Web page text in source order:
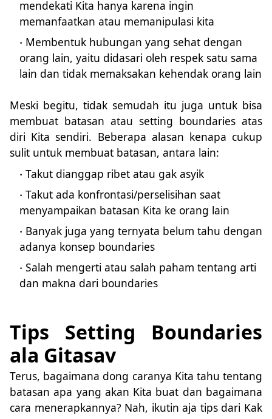
mendekati Kita hanya karena ingin
memanfaatkan atau memanipulasi kita
Membentuk hubungan yang sehat dengan
orang lain, yaitu didasari oleh respek satu sama
lain dan tidak memaksakan kehendak orang lain
Meski begitu, tidak semudah itu juga untuk bisa
membuat batasan atau setting boundaries atas
diri Kita sendiri. Beberapa alasan kenapa cukup
sulit untuk membuat batasan, antara lain:
Takut dianggap ribet atau gak asyik
Takut ada konfrontasi/perselisihan saat
menyampaikan batasan Kita ke orang lain
Banyak juga yang ternyata belum tahu dengan
adanya konsep boundaries
Salah mengerti atau salah paham tentang arti
dan makna dari boundaries
Tips Setting Boundaries
ala Gitasav
Terus, bagaimana dong caranya Kita tahu tentang
batasan apa yang akan Kita buat dan bagaimana
cara menerapkannya? Nah, ikutin aja tips dari Kak